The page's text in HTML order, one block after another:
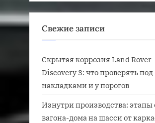
Свежие записи
Скрытая коррозия Land Rover
Discovery 3: что проверять под
накладками и у порогов
Изнутри производства: этапы
вагона-дома на шасси от